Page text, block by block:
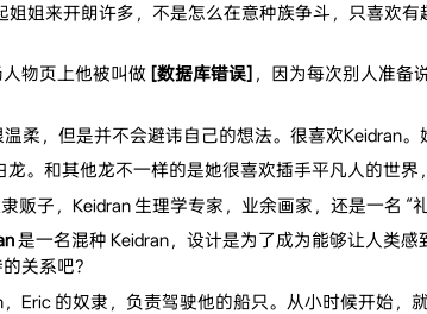
姐姐来开朗许多，不是怎么在意种族争斗，只喜欢
物页上他被叫做 [数据库错误] ，因为每次别人准备
柔，但是并不会避讳自己的想法。很喜欢Keidran。
龙。和其他龙不一样的是她很喜欢插手平凡人的世界
贩子，Keidran 生理学专家，业余画家，还是一名 “
是一名混种 Keidran，设计是为了成为能够让人类
关系吧？
Eric 的奴隶，负责驾驶他的船只。从小时候开始，